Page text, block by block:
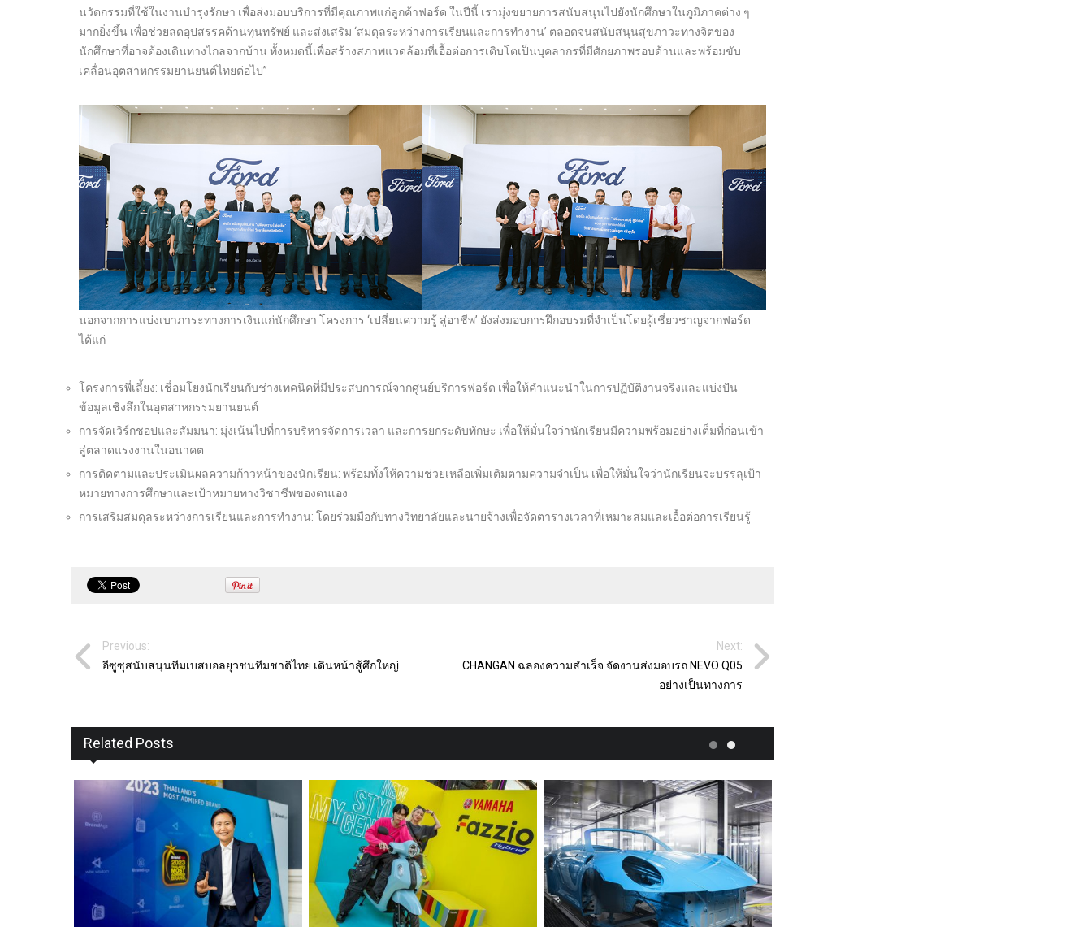
นวัตกรรมที่ใช้ในงานบำรุงรักษา เพื่อส่งมอบบริการที่มีคุณภาพแก่ลูกค้าฟอร์ด ในปีนี้ เรามุ่งขยายการสนับสนุนไปยังนักศึกษาในภูมิภาคต่าง ๆ
มากยิ่งขึ้น เพื่อช่วยลดอุปสรรคด้านทุนทรัพย์ และส่งเสริม ‘สมดุลระหว่างการเรียนและการทำงาน’ ตลอดจนสนับสนุนสุขภาวะทางจิตของ
นักศึกษาที่อาจต้องเดินทางไกลจากบ้าน ทั้งหมดนี้เพื่อสร้างสภาพแวดล้อมที่เอื้อต่อการเติบโตเป็นบุคลากรที่มีศักยภาพรอบด้านและพร้อมขับ
เคลื่อนอุตสาหกรรมยานยนต์ไทยต่อไป”
นอกจากการแบ่งเบาภาระทางการเงินแก่นักศึกษา โครงการ ‘เปลี่ยนความรู้ สู่อาชีพ’ ยังส่งมอบการฝึกอบรมที่จำเป็นโดยผู้เชี่ยวชาญจากฟอร์ด
ได้แก่
โครงการพี่เลี้ยง: เชื่อมโยงนักเรียนกับช่างเทคนิคที่มีประสบการณ์จากศูนย์บริการฟอร์ด เพื่อให้คำแนะนำในการปฏิบัติงานจริงและแบ่งปัน
ข้อมูลเชิงลึกในอุตสาหกรรมยานยนต์
การจัดเวิร์กชอปและสัมมนา: มุ่งเน้นไปที่การบริหารจัดการเวลา และการยกระดับทักษะ เพื่อให้มั่นใจว่านักเรียนมีความพร้อมอย่างเต็มที่ก่อนเข้า
สู่ตลาดแรงงานในอนาคต
การติดตามและประเมินผลความก้าวหน้าของนักเรียน: พร้อมทั้งให้ความช่วยเหลือเพิ่มเติมตามความจำเป็น เพื่อให้มั่นใจว่านักเรียนจะบรรลุเป้า
หมายทางการศึกษาและเป้าหมายทางวิชาชีพของตนเอง
การเสริมสมดุลระหว่างการเรียนและการทำงาน: โดยร่วมมือกับทางวิทยาลัยและนายจ้างเพื่อจัดตารางเวลาที่เหมาะสมและเอื้อต่อการเรียนรู้
Previous:
อีซูซุสนับสนุนทีมเบสบอลยุวชนทีมชาติไทย เดินหน้าสู้ศึกใหญ่
Next:
CHANGAN ฉลองความสำเร็จ จัดงานส่งมอบรถ NEVO Q05
อย่างเป็นทางการ
Related Posts